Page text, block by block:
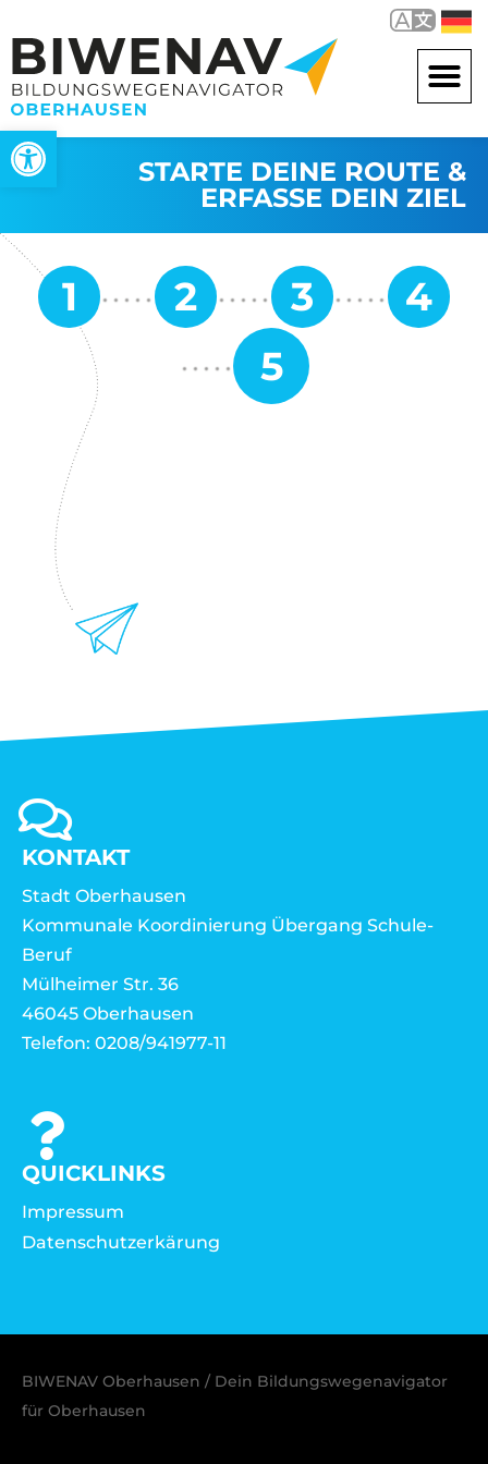
Werkzeugleiste öffnen
STARTE DEINE ROUTE &
ERFASSE DEIN ZIEL
KONTAKT
Stadt Oberhausen
Kommunale Koordinierung Übergang Schule-
Beruf
Mülheimer Str. 36
46045 Oberhausen
Telefon: 0208/941977-11
QUICKLINKS
Impressum
Datenschutzerkärung
BIWENAV Oberhausen / Dein Bildungswegenavigator
für Oberhausen